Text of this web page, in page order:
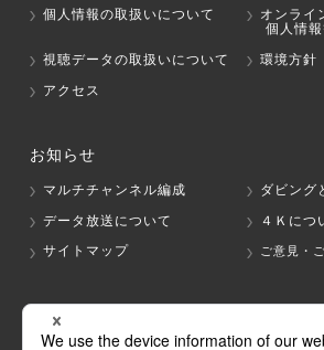
個人情報の取扱いについて
オンライ
個人情報
視聴データの取扱いについて
環境方針
アクセス
お知らせ
マルチチャンネル編成
ダビング
データ放送について
４Ｋにつ
サイトマップ
ご意見・
グループ会社